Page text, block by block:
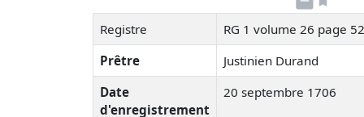
Registre
RG 1 volume 26 page
Prêtre
Justinien Durand
Date
d'enregistrement
20 septembre 1706